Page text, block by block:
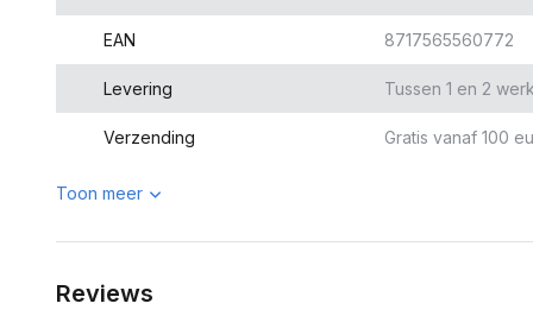
EAN 8717565560772
Levering Tussen 1 en 2
Verzending Gratis vanaf 100
Toon meer
Reviews